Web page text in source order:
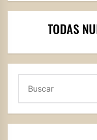
TODAS